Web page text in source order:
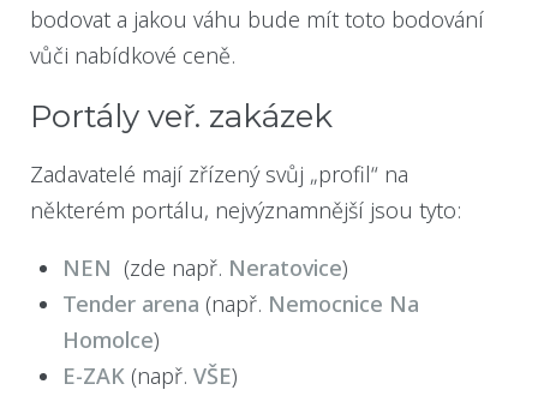
bodovat a jakou váhu bude mít toto bodování
vůči nabídkové ceně.
Portály veř. zakázek
Zadavatelé mají zřízený svůj „profil“ na
některém portálu, nejvýznamnější jsou tyto:
NEN (zde např. Neratovice)
Tender arena (např. Nemocnice Na
Homolce)
E-ZAK (např. VŠE)